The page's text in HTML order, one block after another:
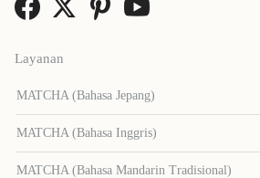
Layanan
MATCHA (Bahasa Jepang)
MATCHA (Bahasa Inggris)
MATCHA (Bahasa Mandarin Tradisional)